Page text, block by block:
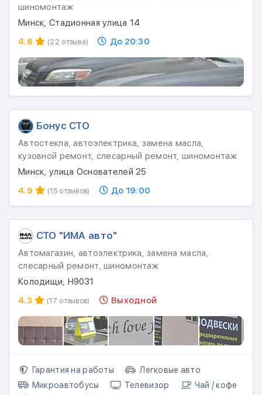
шиномонтаж
Минск, Стадионная улица 14
4.6
(22 отзыва) До 20:30
Бонус СТО
Автостекла, автоэлектрика, замена масла,
кузовной ремонт, слесарный ремонт, шиномонтаж
Минск, улица Основателей 25
4.9
(15 отзывов) До 19:00
СТО "ИМА авто"
Автомагазин, автоэлектрика, замена масла,
слесарный ремонт, шиномонтаж
Колодищи, Н9031
4.3
(17 отзывов) Выходной
Гарантия на работы
Легковые авто
Микроавтобусы
Телевизор
Чай / кофе